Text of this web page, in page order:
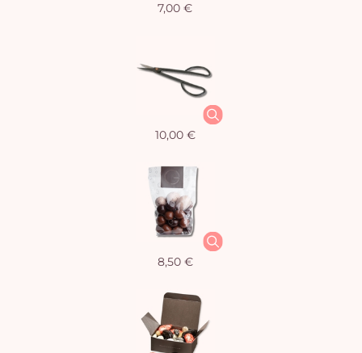
7,00 €
10,00 €
8,50 €